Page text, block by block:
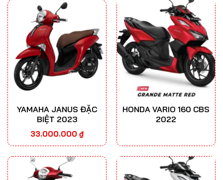
YAMAHA JANUS ĐẶC
BIỆT 2023
33.000.000 ₫
HONDA VARIO 160 CBS
2022